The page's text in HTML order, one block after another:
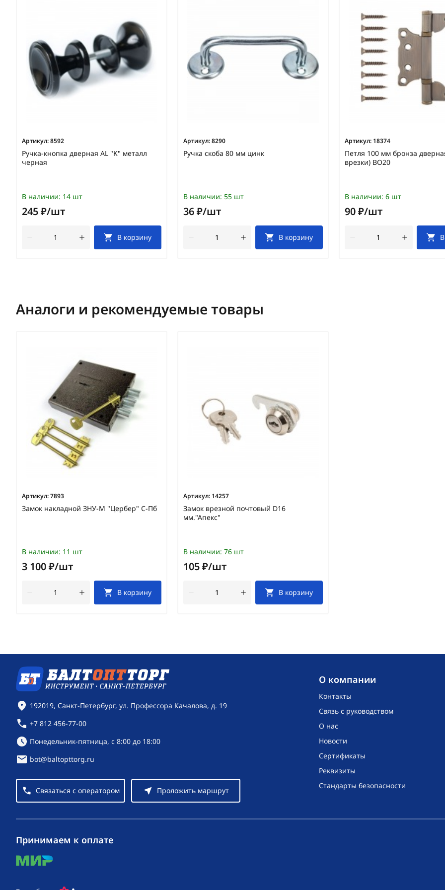
Артикул:8592
Ручка-кнопка дверная AL "K" металл
черная
В наличии: 14 шт
245 ₽/шт
В корзину
Артикул:8290
Ручка скоба 80 мм цинк
В наличии: 55 шт
36 ₽/шт
В корзину
Артикул: 18374
Петля 100 мм бронза
врезки) ВО20
В наличии: 6 шт
90 ₽/шт
Аналоги и рекомендуемые товары
Артикул:7893
Замок накладной ЗНУ-М "Цербер" С-Пб
В наличии: 11 шт
3 100 ₽/шт
В корзину
Артикул: 14257
Замок врезной почтовый D16
мм."Апекс"
В наличии: 76 шт
105 ₽/шт
В корзину
O компании
Контакты
Связь с руководством
О нас
Новости
Сертификаты
Реквизиты
Стандарты безопасности
Контактная информация
192019, Санкт-Петербург, ул. Профессора Качалова, д. 19
+7 812 456-77-00
Режим работы:
Понедельник-пятница, с 8:00 до 18:00
bot@baltopttorg.ru
Связаться с оператором Проложить маршрут
Принимаем к оплате
mir